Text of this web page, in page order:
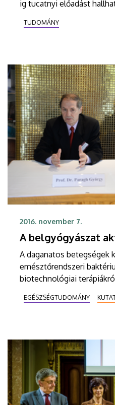
ig tucatnyi előadást
programsorozat is
TUDOMÁNY
2016. november 7.
A belgyógyászat
A daganatos betegségek
emésztőrendszeri
biotechnológiai
Belgyógyász Társaság
DE Belgyógyászati
EGÉSZSÉGTUDOMÁNY